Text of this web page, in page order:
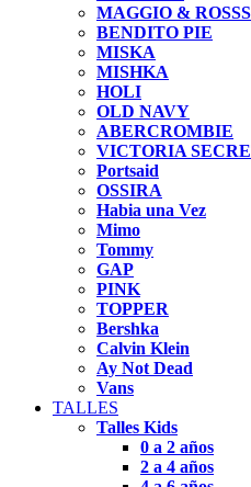
MAGGIO &
BENDITO PIE
MISKA
MISHKA
HOLI
OLD NAVY
ABERCROMBIE
VICTORIA
Portsaid
OSSIRA
Habia una Vez
Mimo
Tommy
GAP
PINK
TOPPER
Bershka
Calvin Klein
Ay Not Dead
Vans
TALLES
Talles Kids
0 a 2 años
2 a 4 años